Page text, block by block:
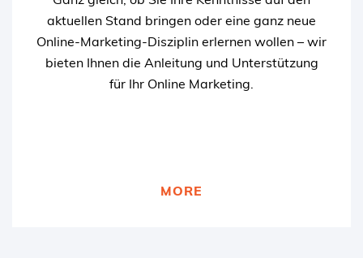
aktuellen Stand bringen oder eine ganz neue
Online-Marketing-Disziplin erlernen wollen – wir
bieten Ihnen die Anleitung und Unterstützung
für Ihr Online Marketing.
MORE
stellen und sich von Experten beraten zu lassen.